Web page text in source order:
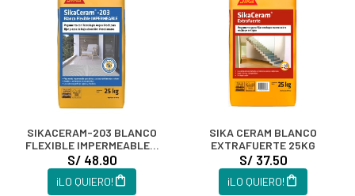
SIKACERAM-203 BLANCO
FLEXIBLE IMPERMEABLE X
25 Kg
S/ 48.90
¡LO QUIERO!
SIKA CERAM BLANCO
EXTRAFUERTE 25KG
S/ 37.50
¡LO QUIERO!